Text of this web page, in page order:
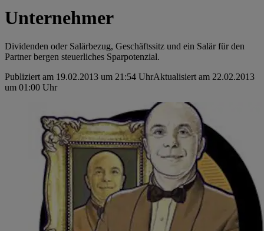
Unternehmer
Dividenden oder Salärbezug, ­Geschäftssitz und ein Salär für den
Partner bergen ­steuerliches Sparpotenzial.
Publiziert am 19.02.2013 um 21:54 UhrAktualisiert am 22.02.2013
um 01:00 Uhr